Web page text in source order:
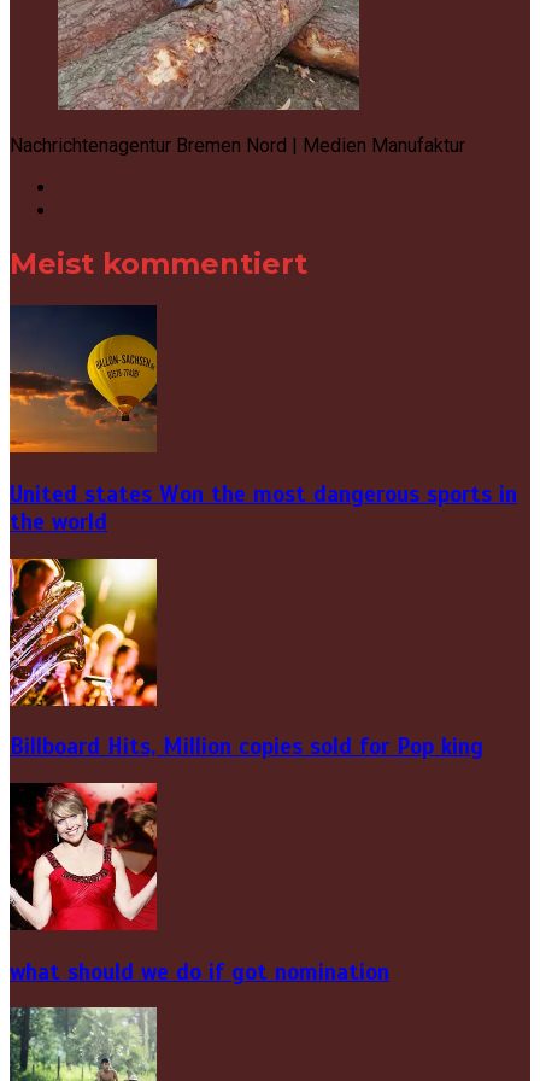
Nachrichtenagentur Bremen Nord | Medien Manufaktur
Meist kommentiert
United states Won the most dangerous sports in
the world
Billboard Hits, Million copies sold for Pop king
what should we do if got nomination